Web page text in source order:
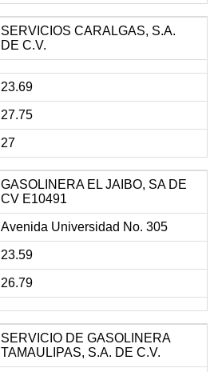
SERVICIOS CARALGAS, S.A.
DE C.V.
23.69
27.75
27
GASOLINERA EL JAIBO, SA DE
CV E10491
Avenida Universidad No. 305
23.59
26.79
SERVICIO DE GASOLINERA
TAMAULIPAS, S.A. DE C.V.